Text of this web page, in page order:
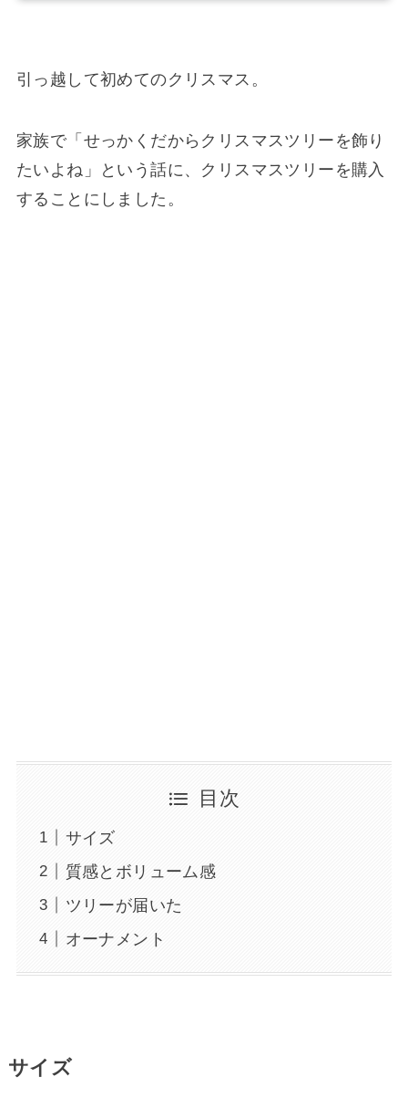
引っ越して初めてのクリスマス。
家族で「せっかくだからクリスマスツリーを飾り
たいよね」という話に、クリスマスツリーを購入
することにしました。
目次
サイズ
質感とボリューム感
ツリーが届いた
オーナメント
サイズ